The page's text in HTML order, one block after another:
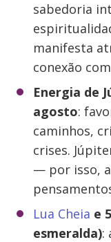
sabedoria
manifesta
conexão
Energia de
agosto:
caminhos,
crises.
— por isso,
Lua Cheia e
esmeralda):